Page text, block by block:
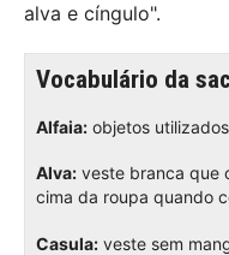
alva e cíngulo".
Vocabulário da
Alfaia:objetos
Alva:veste branca que
cima da roupa quando
Casula:veste sem